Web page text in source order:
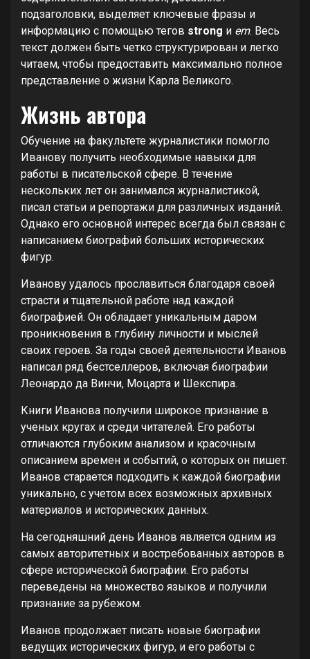
подзаголовки, выделяет ключевые фразы и
информацию с помощью тегов strong и em. Весь
текст должен быть четко структурирован и легко
читаем, чтобы предоставить максимально полное
представление о жизни Карла Великого.
Жизнь автора
Обучение на факультете журналистики помогло
Иванову получить необходимые навыки для
работы в писательской сфере. В течение
нескольких лет он занимался журналистикой,
писал статьи и репортажи для различных изданий.
Однако его основной интерес всегда был связан с
написанием биографий больших исторических
фигур.
Иванову удалось прославиться благодаря своей
страсти и тщательной работе над каждой
биографией. Он обладает уникальным даром
проникновения в глубину личности и мыслей
своих героев. За годы своей деятельности Иванов
написал ряд бестселлеров, включая биографии
Леонардо да Винчи, Моцарта и Шекспира.
Книги Иванова получили широкое признание в
ученых кругах и среди читателей. Его работы
отличаются глубоким анализом и красочным
описанием времен и событий, о которых он пишет.
Иванов старается подходить к каждой биографии
уникально, с учетом всех возможных архивных
материалов и исторических данных.
На сегодняшний день Иванов является одним из
самых авторитетных и востребованных авторов в
сфере исторической биографии. Его работы
переведены на множество языков и получили
признание за рубежом.
Иванов продолжает писать новые биографии
ведущих исторических фигур, и его работы с